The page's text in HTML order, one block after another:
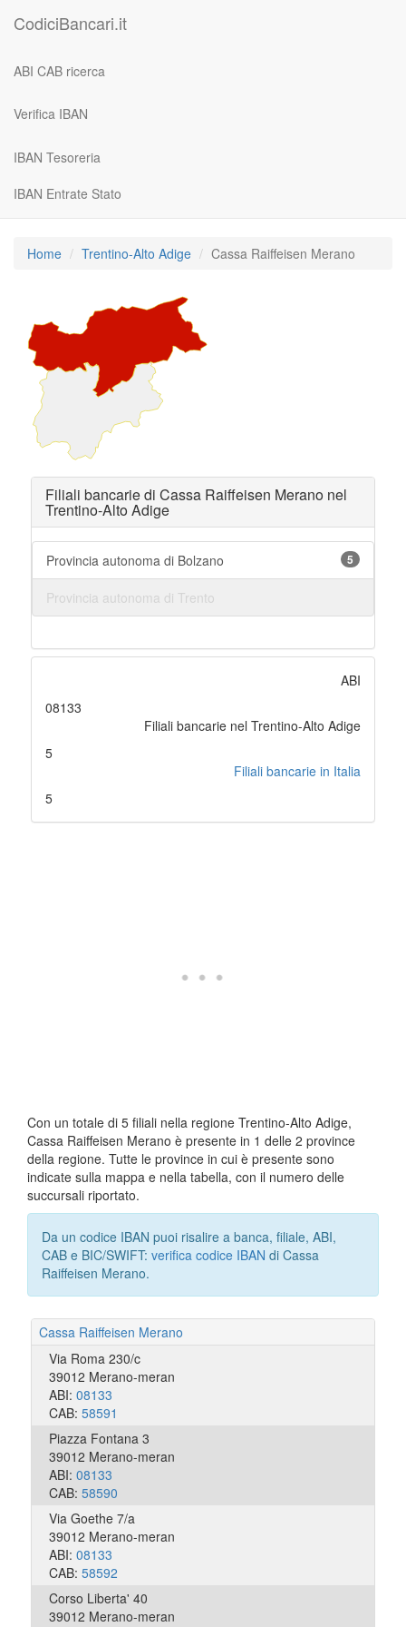
CodiciBancari.it
ABI CAB ricerca
Verifica IBAN
IBAN Tesoreria
IBAN Entrate Stato
Home Trentino-Alto Adige Cassa Raiffeisen Merano
Filiali bancarie di Cassa Raiffeisen Merano nel
Trentino-Alto Adige
Provincia autonoma di Bolzano 5
Provincia autonoma di Trento
ABI
08133
Filiali bancarie nel Trentino-Alto Adige
5
Filiali bancarie in Italia
5
Con un totale di 5 filiali nella regione Trentino-Alto Adige,
Cassa Raiffeisen Merano è presente in 1 delle 2 province
della regione. Tutte le province in cui è presente sono
indicate sulla mappa e nella tabella, con il numero delle
succursali riportato.
Da un codice IBAN puoi risalire a banca, filiale, ABI,
CAB e BIC/SWIFT: verifica codice IBAN di Cassa
Raiffeisen Merano.
Cassa Raiffeisen Merano
Via Roma 230/c
39012 Merano-meran
ABI: 08133
CAB: 58591
Piazza Fontana 3
39012 Merano-meran
ABI: 08133
CAB: 58590
Via Goethe 7/a
39012 Merano-meran
ABI: 08133
CAB: 58592
Corso Liberta' 40
39012 Merano-meran